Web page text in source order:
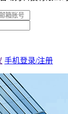
手机登录/注册